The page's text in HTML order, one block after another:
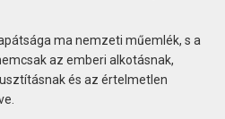
ma nemzeti műemlék, s a
az emberi alkotásnak,
és az értelmetlen